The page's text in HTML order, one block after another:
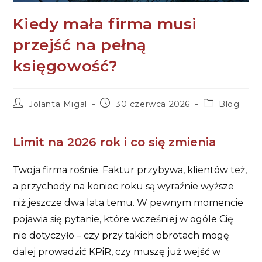
Kiedy mała firma musi
przejść na pełną
księgowość?
PostJolanta Migal
Post30 czerwca 2026
PostBlog
Limit na 2026 rok i co się zmienia
Twoja firma rośnie. Faktur przybywa, klientów też,
a przychody na koniec roku są wyraźnie wyższe
niż jeszcze dwa lata temu. W pewnym momencie
pojawia się pytanie, które wcześniej w ogóle Cię
nie dotyczyło – czy przy takich obrotach mogę
dalej prowadzić KPiR, czy muszę już wejść w